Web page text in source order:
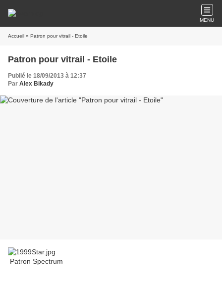
MENU
Accueil » Patron pour vitrail - Etoile
Patron pour vitrail - Etoile
Publié le 18/09/2013 à 12:37
Par Alex Bikady
Patron Spectrum